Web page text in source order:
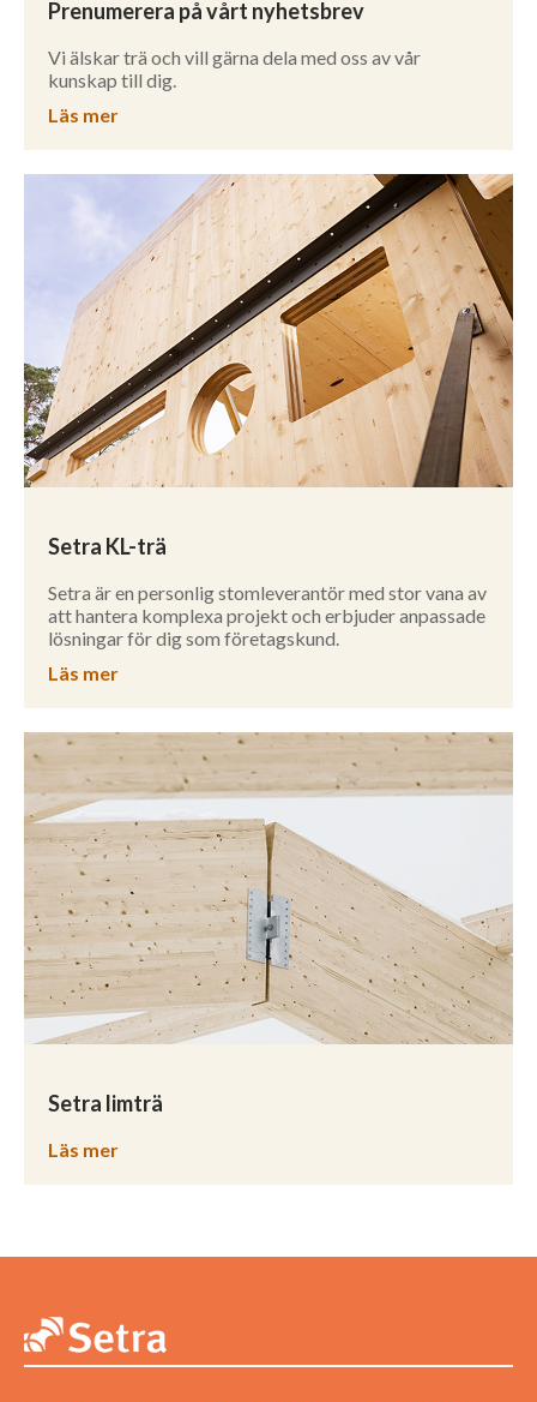
Prenumerera på vårt nyhetsbrev
Vi älskar trä och vill gärna dela med oss av vår
kunskap till dig.
Läs mer
Setra KL-trä
Setra är en personlig stomleverantör med stor vana av
att hantera komplexa projekt och erbjuder anpassade
lösningar för dig som företagskund.
Läs mer
Setra limträ
Läs mer